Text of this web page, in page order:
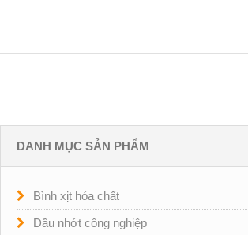
DANH MỤC SẢN PHẨM
Bình xịt hóa chất
Dầu nhớt công nghiệp